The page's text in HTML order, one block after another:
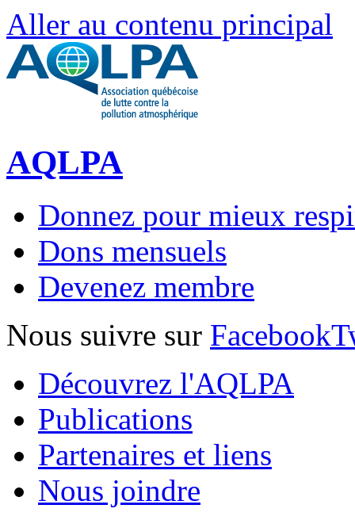
Aller au contenu principal
AQLPA
Donnez pour mieux
Dons mensuels
Devenez membre
Nous suivre sur Facebook
Découvrez l'AQLPA
Publications
Partenaires et liens
Nous joindre